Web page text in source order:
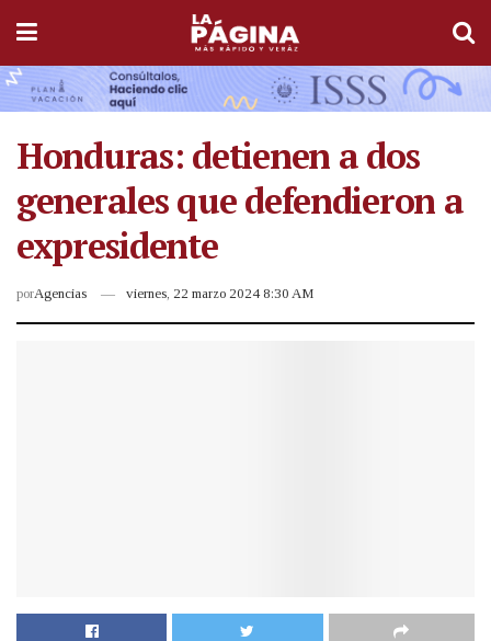
Honduras: detienen a dos
generales que defendieron a
expresidente
porAgencias viernes, 22 marzo 2024 8:30 AM